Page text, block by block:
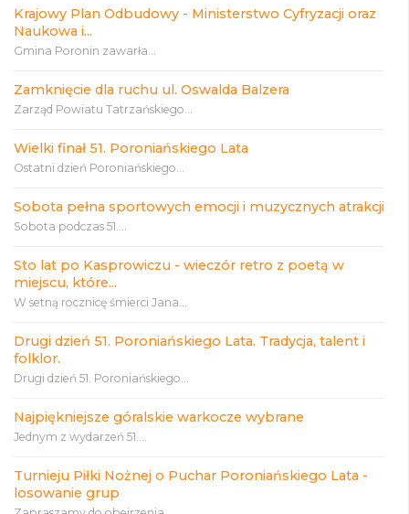
Krajowy Plan Odbudowy - Ministerstwo Cyfryzacji oraz
Naukowa i...
Gmina Poronin zawarła...
Zamknięcie dla ruchu ul. Oswalda Balzera
Zarząd Powiatu Tatrzańskiego...
Wielki finał 51. Poroniańskiego Lata
Ostatni dzień Poroniańskiego...
Sobota pełna sportowych emocji i muzycznych atrakcji
Sobota podczas 51....
Sto lat po Kasprowiczu - wieczór retro z poetą w
miejscu, które...
W setną rocznicę śmierci Jana...
Drugi dzień 51. Poroniańskiego Lata. Tradycja, talent i
folklor.
Drugi dzień 51. Poroniańskiego...
Najpiękniejsze góralskie warkocze wybrane
Jednym z wydarzeń 51....
Turnieju Piłki Nożnej o Puchar Poroniańskiego Lata -
losowanie grup